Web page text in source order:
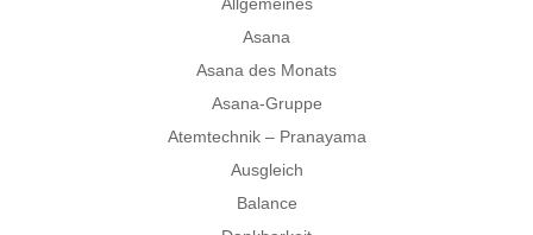
Allgemeines
Asana
Asana des Monats
Asana-Gruppe
Atemtechnik – Pranayama
Ausgleich
Balance